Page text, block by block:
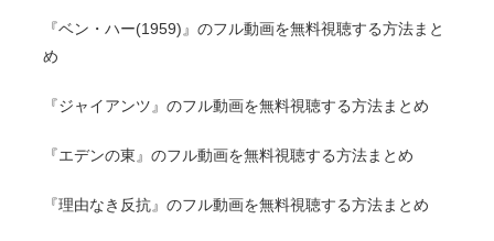
『ベン・ハー(1959)』のフル動画を無料視聴する方法まと
め
『ジャイアンツ』のフル動画を無料視聴する方法まとめ
『エデンの東』のフル動画を無料視聴する方法まとめ
『理由なき反抗』のフル動画を無料視聴する方法まとめ